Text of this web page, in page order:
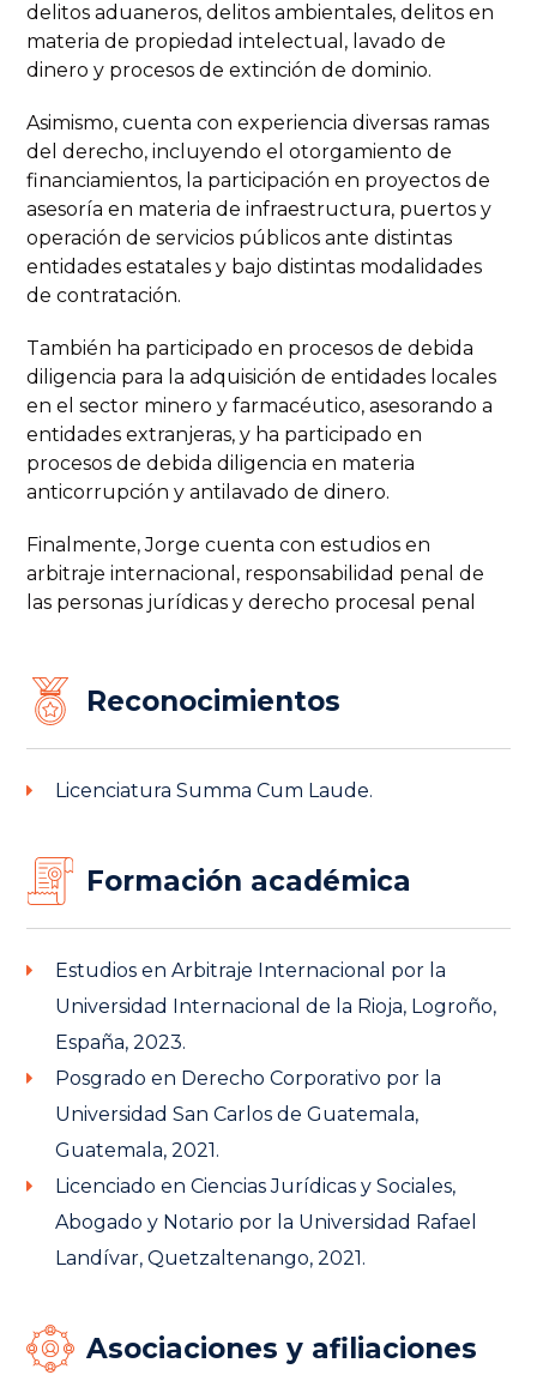
delitos aduaneros, delitos ambientales, delitos en
materia de propiedad intelectual, lavado de
dinero y procesos de extinción de dominio.
Asimismo, cuenta con experiencia diversas ramas
del derecho, incluyendo el otorgamiento de
financiamientos, la participación en proyectos de
asesoría en materia de infraestructura, puertos y
operación de servicios públicos ante distintas
entidades estatales y bajo distintas modalidades
de contratación.
También ha participado en procesos de debida
diligencia para la adquisición de entidades locales
en el sector minero y farmacéutico, asesorando a
entidades extranjeras, y ha participado en
procesos de debida diligencia en materia
anticorrupción y antilavado de dinero.
Finalmente, Jorge cuenta con estudios en
arbitraje internacional, responsabilidad penal de
las personas jurídicas y derecho procesal penal
Reconocimientos
Licenciatura Summa Cum Laude.
Formación académica
Estudios en Arbitraje Internacional por la
Universidad Internacional de la Rioja, Logroño,
España, 2023.
Posgrado en Derecho Corporativo por la
Universidad San Carlos de Guatemala,
Guatemala, 2021.
Licenciado en Ciencias Jurídicas y Sociales,
Abogado y Notario por la Universidad Rafael
Landívar, Quetzaltenango, 2021.
Asociaciones y afiliaciones